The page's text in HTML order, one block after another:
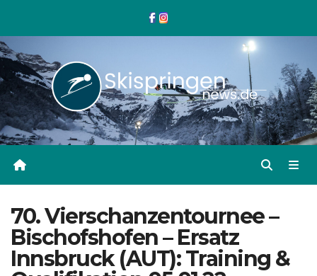
springen
70. Vierschanzentournee –
Bischofshofen – Ersatz
Innsbruck (AUT): Training &